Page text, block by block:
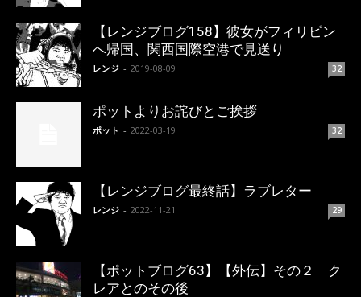
【レンジブログ158】彼女がフィリピン
へ帰国、関西国際空港で見送り
レンジ - 2019-08-09 32
ポットよりお詫びとご挨拶
ポット - 2022-03-19 32
【レンジブログ最終話】ラブレター
レンジ - 2022-11-21 29
【ポットブログ63】【外伝】その２ ク
レアとのその後